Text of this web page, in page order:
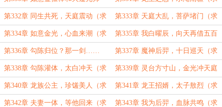
（求订阅） 订阅）
第332章 同生共死，天庭震动（求
订阅）
第333章 天庭大乱，菩萨堵门（求
订阅）
第334章 如意金光，心血来潮（求
订阅）
第335章 我白曜辰，向天再借五百
年（求订阅）
第336章 勾陈归位？那一剑……
（求订阅）
第337章 魔神后羿，十日巡天（求
订阅）
第338章 勾陈灌体，太白冲天（求
订阅）
第339章 灵台方寸山，金光冲天庭
（求订阅）
第340章 龙族公主，珍馐美人（求
订阅）
第341章 龙王招婿，太子敖烈（求
订阅）
第342章 夫妻一体，等他回来（求 第343章 我为后羿，血脉共鸣（求